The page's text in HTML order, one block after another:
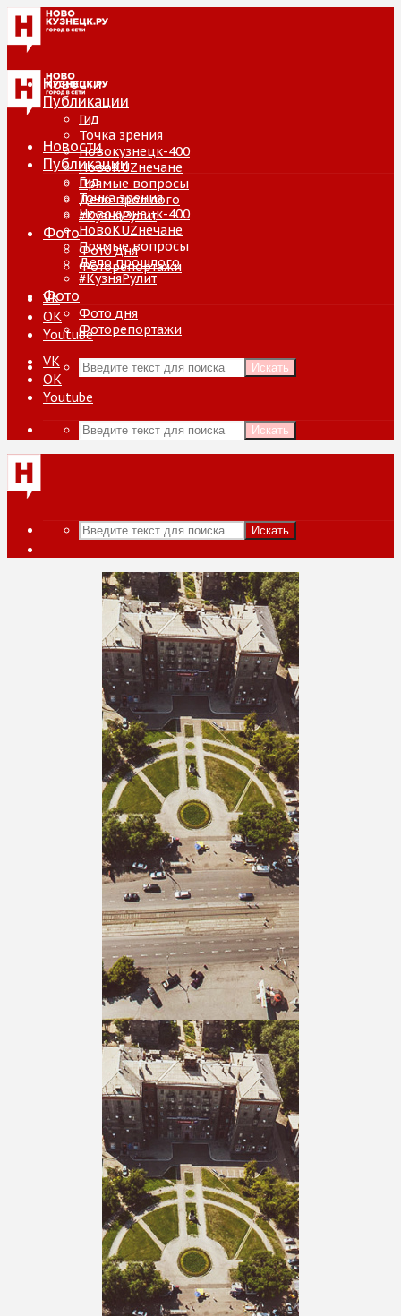
Новости
Публикации
Гид
Точка зрения
Новокузнецк-400
НовоKUZнечане
Прямые вопросы
Дело прошлого
#КузняРулит
Фото
Фото дня
Фоторепортажи
VK
ОК
Youtube
Искать
Новости
Публикации
Гид
Точка зрения
Новокузнецк-400
НовоKUZнечане
Прямые вопросы
Дело прошлого
#КузняРулит
Фото
Фото дня
Фоторепортажи
VK
ОК
Youtube
Искать
Искать